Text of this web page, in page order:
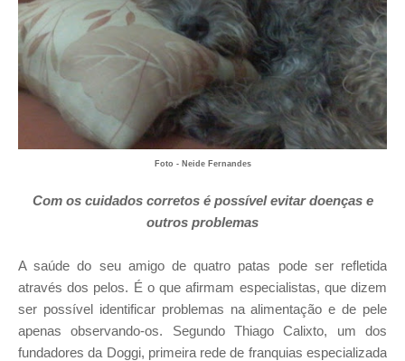
Foto - Neide Fernandes
Com os cuidados corretos é possível evitar doenças e
outros problemas
A saúde do seu amigo de quatro patas pode ser refletida
através dos pelos. É o que afirmam especialistas, que dizem
ser possível identificar problemas na alimentação e de pele
apenas observando-os. Segundo Thiago Calixto, um dos
fundadores da Doggi, primeira rede de franquias especializada